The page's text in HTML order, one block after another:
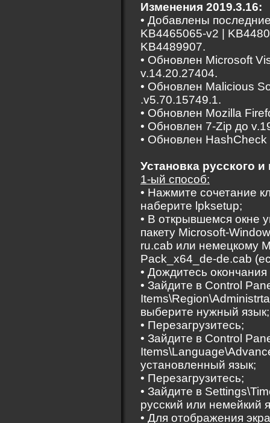
Изменения 2019.3.16:
• Добавлены
KB4465065-v2 |
KB4489907.
• Обновлен Microsoft
v.14.20.27404.
• Обновлен Malicious
.v5.70.15749.1.
• Обновлен Mozilla
• Обновлен 7-Zip до
• Обновлен
Установка русского
1-ый способ:
• Нажмите сочетание
наберите lpksetup;
• В открывшемся окне
пакету Microsoft-
ru.cab или немецкому
Pack_x64_de-de.cab
• Дождитесь окончания
• Зайдите в Control
выберите нужный язык;
• Перезагрузитесь;
• Зайдите в Control
установленный язык;
• Перезагрузитесь;
• Зайдите в
русский или немейкий
• Для отображения